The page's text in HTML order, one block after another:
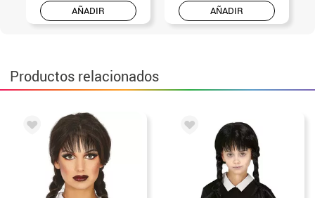
AÑADIR AÑADIR
Productos relacionados